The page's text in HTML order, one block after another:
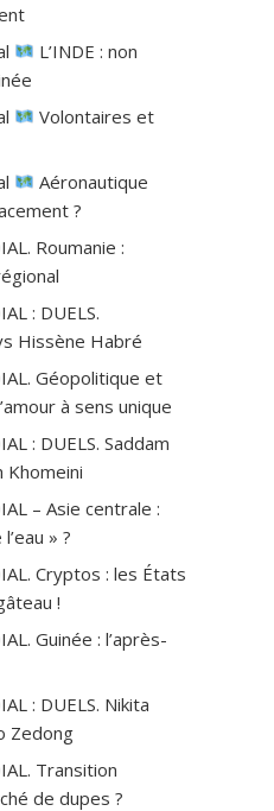
L’INDE : non
Volontaires et
Aéronautique
?
Roumanie :
: DUELS.
Hissène Habré
Géopolitique et
à sens unique
: DUELS. Saddam
Khomeini
– Asie centrale :
» ?
Cryptos : les États
!
Guinée : l’après-
: DUELS. Nikita
Zedong
Transition
de dupes ?